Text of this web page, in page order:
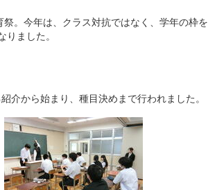
。今年は、クラス対抗ではなく、学年の枠を
ました。
介から始まり、種目決めまで行われました。